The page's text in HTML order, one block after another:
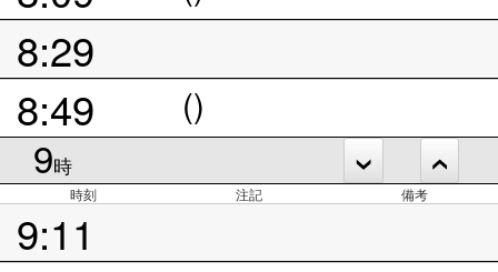
8:29
8:49
()
9時
時刻 注記 備考
9:11